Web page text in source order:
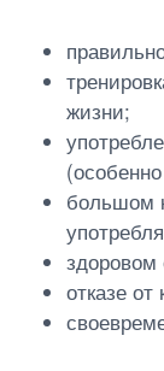
жизни;
большом
здоровом
отказе от